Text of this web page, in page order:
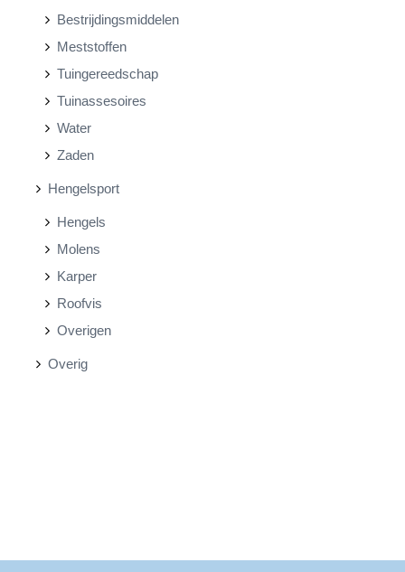
Bestrijdingsmiddelen
Meststoffen
Tuingereedschap
Tuinassesoires
Water
Zaden
Hengelsport
Hengels
Molens
Karper
Roofvis
Overigen
Overig